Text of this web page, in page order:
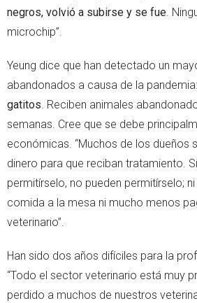
negros, volvió a subirse y se fue.
microchip”.
Yeung dice que han detectado un
abandonados a causa de la pandemia:
gatitos. Reciben animales
semanas. Cree que se debe
económicas. “Muchos de los dueños
dinero para que reciban tratamiento.
permitírselo, no pueden permitírselo;
comida a la mesa ni mucho menos
veterinario”.
Han sido dos años difíciles para la
“Todo el sector veterinario está muy
perdido a muchos de nuestros